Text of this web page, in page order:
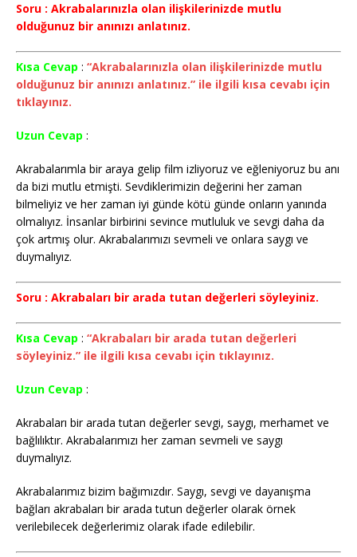
Soru : Akrabalarınızla olan ilişkilerinizde mutlu
olduğunuz bir anınızı anlatınız.
Kısa Cevap : “Akrabalarınızla olan ilişkilerinizde mutlu
olduğunuz bir anınızı anlatınız.” ile ilgili kısa cevabı için
tıklayınız.
Uzun Cevap :
Akrabalarımla bir araya gelip film izliyoruz ve eğleniyoruz bu anı
da bizi mutlu etmişti. Sevdiklerimizin değerini her zaman
bilmeliyiz ve her zaman iyi günde kötü günde onların yanında
olmalıyız. İnsanlar birbirini sevince mutluluk ve sevgi daha da
çok artmış olur. Akrabalarımızı sevmeli ve onlara saygı ve
duymalıyız.
Soru : Akrabaları bir arada tutan değerleri söyleyiniz.
Kısa Cevap : “Akrabaları bir arada tutan değerleri
söyleyiniz.” ile ilgili kısa cevabı için tıklayınız.
Uzun Cevap :
Akrabaları bir arada tutan değerler sevgi, saygı, merhamet ve
bağlılıktır. Akrabalarımızı her zaman sevmeli ve saygı
duymalıyız.
Akrabalarımız bizim bağımızdır. Saygı, sevgi ve dayanışma
bağları akrabaları bir arada tutun değerler olarak örnek
verilebilecek değerlerimiz olarak ifade edilebilir.